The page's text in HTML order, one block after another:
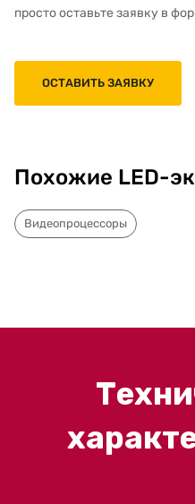
просто оставьте заявку в
ОСТАВИТЬ ЗАЯВКУ
Похожие LED-
Видеопроцессоры